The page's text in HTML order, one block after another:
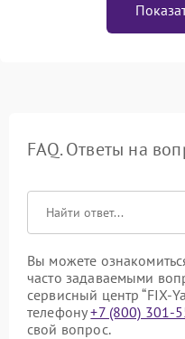
FAQ. Ответы на
Вы можете
часто задаваемыми
сервисный центр “FIX-
телефону+7 (800) 301-
свой вопрос.